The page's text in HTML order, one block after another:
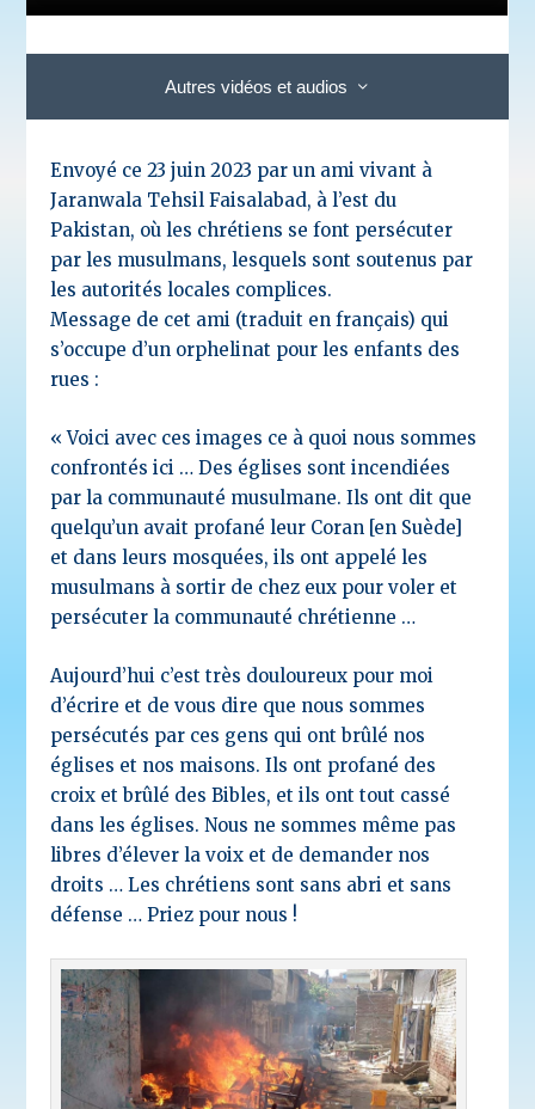
Autres vidéos et audios
Envoyé ce 23 juin 2023 par un ami vivant à
Jaranwala Tehsil Faisalabad, à l’est du
Pakistan, où les chrétiens se font persécuter
par les musulmans, lesquels sont soutenus par
les autorités locales complices.
Message de cet ami (traduit en français) qui
s’occupe d’un orphelinat pour les enfants des
rues :
« Voici avec ces images ce à quoi nous sommes
confrontés ici … Des églises sont incendiées
par la communauté musulmane. Ils ont dit que
quelqu’un avait profané leur Coran [en Suède]
et dans leurs mosquées, ils ont appelé les
musulmans à sortir de chez eux pour voler et
persécuter la communauté chrétienne …
Aujourd’hui c’est très douloureux pour moi
d’écrire et de vous dire que nous sommes
persécutés par ces gens qui ont brûlé nos
églises et nos maisons. Ils ont profané des
croix et brûlé des Bibles, et ils ont tout cassé
dans les églises. Nous ne sommes même pas
libres d’élever la voix et de demander nos
droits …Les chrétiens sont sans abri et sans
défense … Priez pour nous !